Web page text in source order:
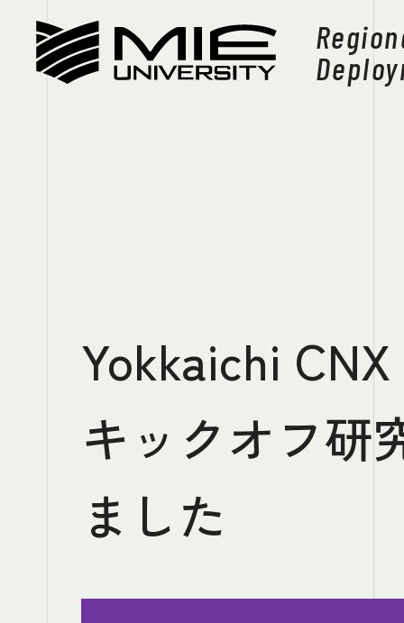
組織図
SECTION
MUDX Initiative
産業共創工学イニ
組織図
SECTION
MUDX Initiative
産業共創工学イニ
Yokkaichi
キックオフ研
ました